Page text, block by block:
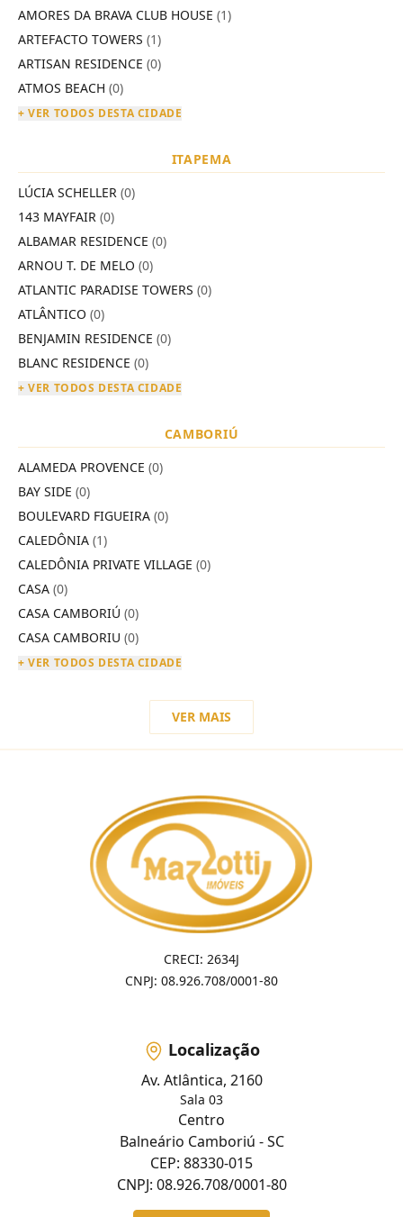
AMORES DA BRAVA CLUB HOUSE (1)
ARTEFACTO TOWERS (1)
ARTISAN RESIDENCE (0)
ATMOS BEACH (0)
+ VER TODOS DESTA CIDADE
ITAPEMA
LÚCIA SCHELLER (0)
143 MAYFAIR (0)
ALBAMAR RESIDENCE (0)
ARNOU T. DE MELO (0)
ATLANTIC PARADISE TOWERS (0)
ATLÂNTICO (0)
BENJAMIN RESIDENCE (0)
BLANC RESIDENCE (0)
+ VER TODOS DESTA CIDADE
CAMBORIÚ
ALAMEDA PROVENCE (0)
BAY SIDE (0)
BOULEVARD FIGUEIRA (0)
CALEDÔNIA (1)
CALEDÔNIA PRIVATE VILLAGE (0)
CASA (0)
CASA CAMBORIÚ (0)
CASA CAMBORIU (0)
+ VER TODOS DESTA CIDADE
VER MAIS
CRECI: 2634J
CNPJ: 08.926.708/0001-80
Localização
Av. Atlântica, 2160
Sala 03
Centro
Balneário Camboriú - SC
CEP: 88330-015
CNPJ: 08.926.708/0001-80